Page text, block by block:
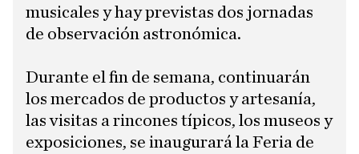
musicales y hay previstas dos jornadas
de observación astronómica.
Durante el fin de semana, continuarán
los mercados de productos y artesanía,
las visitas a rincones típicos, los museos y
exposiciones, se inaugurará la Feria de